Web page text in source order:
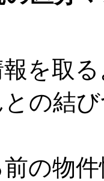
を取
の結
の物